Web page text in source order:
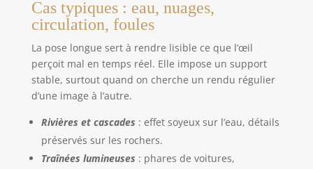
jusqu'à 127 cm de haut. Remarque : Non
recommandé pour une utilisation avec des
appareils photo reflex numériques lourds et haut
de gamme, des appareils photo à objectifs longs et
de grands télescopes. Le poids total de
l'équipement ne doit pas dépasser 2 kg.
Cas typiques : eau, nuages,
circulation, foules
La pose longue sert à rendre lisible ce que l’œil
perçoit mal en temps réel. Elle impose un support
stable, surtout quand on cherche un rendu régulier
d’une image à l’autre.
Rivières et cascades : effet soyeux sur l’eau, détails
préservés sur les rochers.
Traînées lumineuses : phares de voitures,